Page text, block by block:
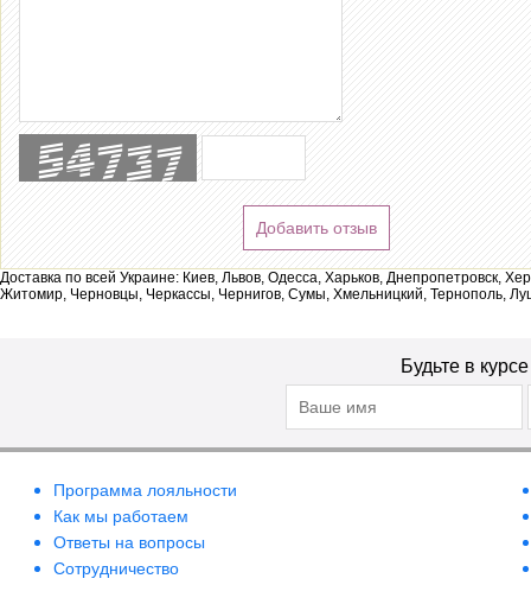
Добавить отзыв
Доставка по всей Украине: Киев, Львов, Одесса, Харьков, Днепропетровск,
Житомир, Черновцы, Черкассы, Чернигов, Сумы, Хмельницкий, Тернополь,
Будьте в
Программа лояльности
Как мы работаем
Ответы на вопросы
Сотрудничество